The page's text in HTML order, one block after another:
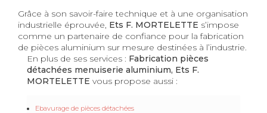
Grâce à son savoir-faire technique et à une organisation
industrielle éprouvée, Ets F. MORTELETTE s’impose
comme un partenaire de confiance pour la fabrication
de pièces aluminium sur mesure destinées à l’industrie.
En plus de ses services : Fabrication pièces
détachées menuiserie aluminium, Ets F.
MORTELETTE vous propose aussi :
Ebavurage de pièces détachées